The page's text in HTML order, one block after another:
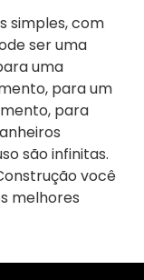
simples, com
ser uma
uma
para um
para
são infinitas.
você
melhores